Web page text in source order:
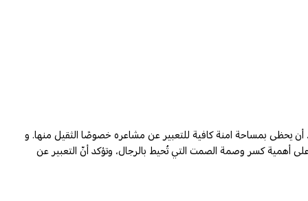
أن يحظى بمساحة امنة كافية للتعبير عن مشاعره خصوصًا الثقيل منها. و
أهمية كسر وصمة الصمت التي تُحيط بالرجال، وتؤكد أنّ التعبير عن